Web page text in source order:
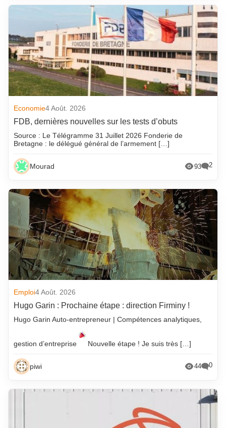
Economie4 Août. 2026
FDB, dernières nouvelles sur les tests d’obuts
Source : Le Télégramme 31 Juillet 2026 Fonderie de
Bretagne : le délégué général de l’armement […]
Mourad 93 2
Emploi4 Août. 2026
Hugo Garin : Prochaine étape : direction Firminy !
Hugo Garin Auto-entrepreneur | Compétences analytiques,
gestion d’entreprise Nouvelle étape ! Je suis très […]
piwi 44 0